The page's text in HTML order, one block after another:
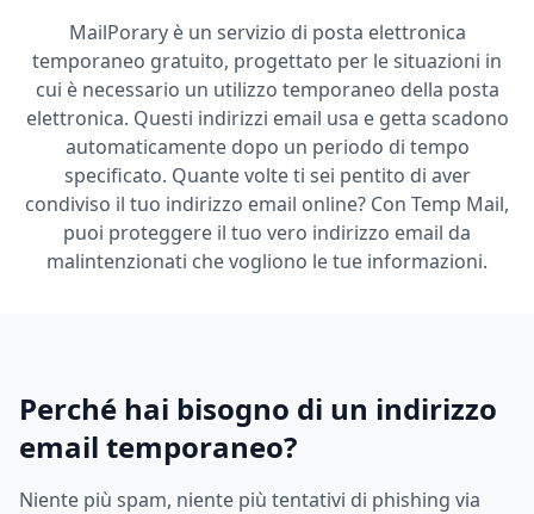
MailPorary è un servizio di posta elettronica
temporaneo gratuito, progettato per le situazioni in
cui è necessario un utilizzo temporaneo della posta
elettronica. Questi indirizzi email usa e getta scadono
automaticamente dopo un periodo di tempo
specificato. Quante volte ti sei pentito di aver
condiviso il tuo indirizzo email online? Con Temp Mail,
puoi proteggere il tuo vero indirizzo email da
malintenzionati che vogliono le tue informazioni.
Perché hai bisogno di un indirizzo
email temporaneo?
Niente più spam, niente più tentativi di phishing via